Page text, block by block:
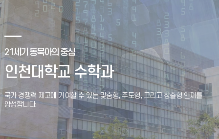
21세기 동북아의 중심
인천대학교 수학과
국가 경쟁력 제고에 기여할 수 있는 맞춤형, 주도형,그리고 창출형 인재를
양성합니다.